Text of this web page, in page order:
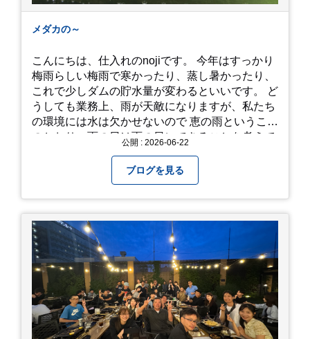
メダカの～
こんにちは、仕入れのnojiです。 今年はすっかり
梅雨らしい梅雨で寒かったり、蒸し暑かったり、
これで少しダムの貯水量が変わるといいです。 ど
うしても業務上、雨が天敵になりますが、私たち
の環境には水は欠かせないので 恵の雨というこば
のとおり、雨の日は雨の日にできることを考えて
になってしまいましたが、お家には代々10年以上
続く ヒメダカがいますが、そのメダカの池にはト
ンボが卵を産んで、ヤゴがいたり、変な虫が いた
りします。ヤゴはメダカを食べてしまうのでほん
とは別にしたいのですが、トンボに かえるところ
が見たくて飼ってみました。 が、途中までかえり
そうでしたが、だめなようでした。 秋にはたくさ
んのトンボが飛んでいますが、自然の中で成虫に
かえるというのは厳しいんだなと 実感しました。
私たち、生かされている以上、一所懸命何かをし
ないともったいないなと メダカのお池のトンボか
ら教えていただきました。
公開 : 2026-06-22
ブログを見る